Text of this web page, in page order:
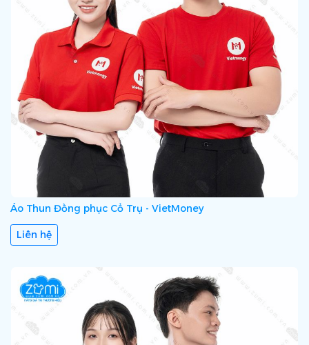
Áo Thun Đồng phục Cổ Trụ - VietMoney
Liên hệ